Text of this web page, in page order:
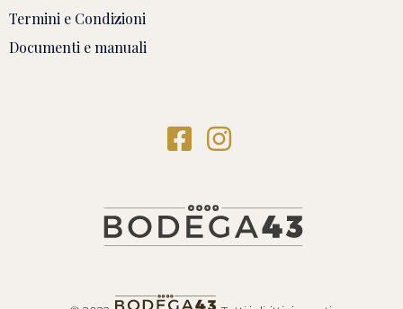
Termini e Condizioni
Documenti e manuali